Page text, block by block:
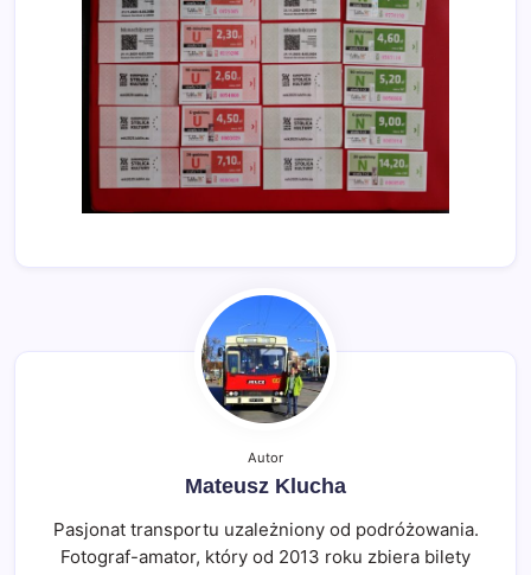
Autor
Mateusz Klucha
Pasjonat transportu uzależniony od podróżowania.
Fotograf-amator, który od 2013 roku zbiera bilety